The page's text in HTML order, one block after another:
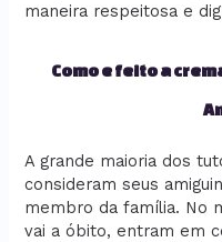
maneira respeitosa e
Como e feito a
A grande maioria dos
consideram seus
membro da família. No
vai a óbito, entram em